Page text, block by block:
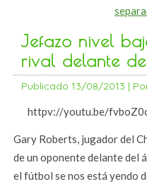
Jefazo nivel
rival delante
Publicado 13/08/2013 |
httpv://youtu.be/
Gary Roberts, jugador del
de un oponente delante del
el fútbol se nos está yendo